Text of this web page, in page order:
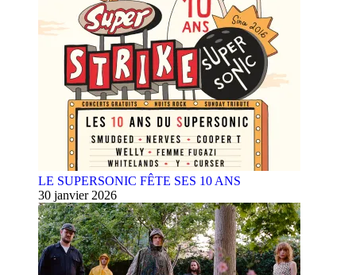
LE SUPERSONIC FÊTE SES 10 ANS
30 janvier 2026